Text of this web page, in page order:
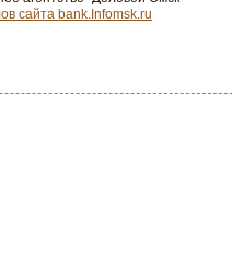
сайта bank.Infomsk.ru